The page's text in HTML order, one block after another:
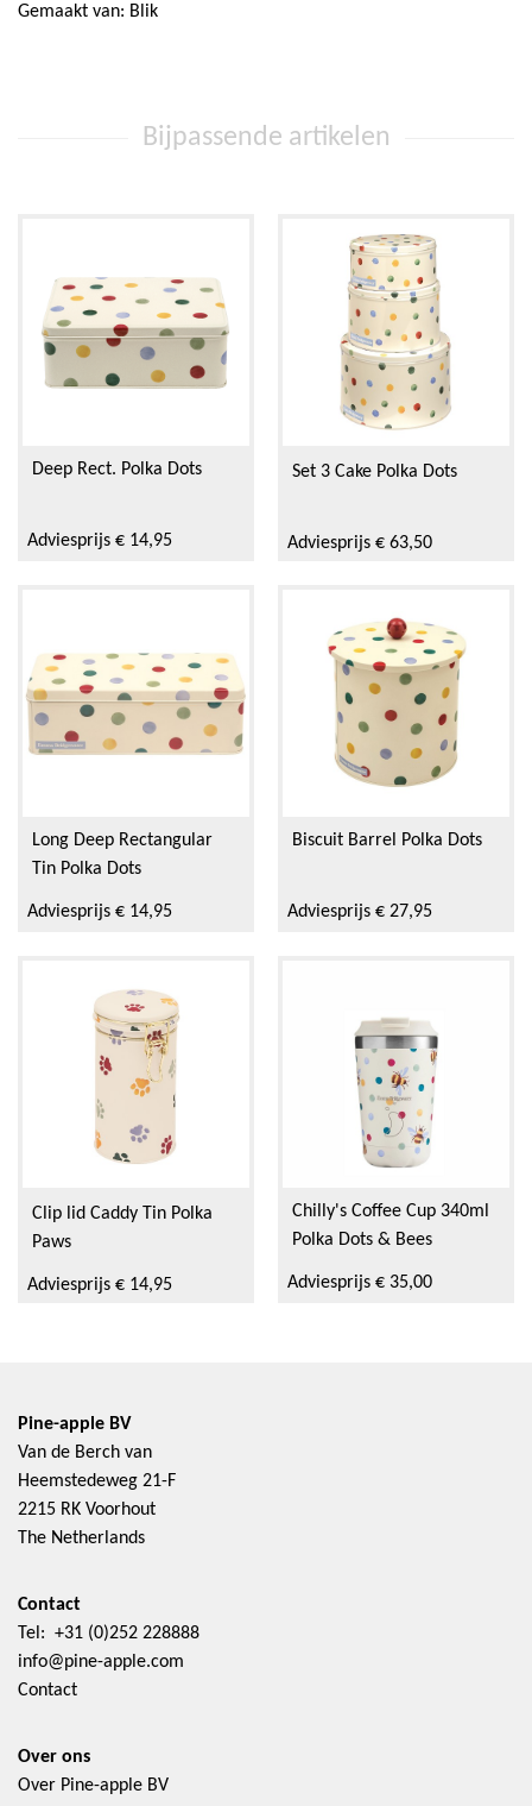
Gemaakt van: Blik
Bijpassende artikelen
Deep Rect. Polka Dots
Adviesprijs € 14,95
Set 3 Cake Polka Dots
Adviesprijs € 63,50
Long Deep Rectangular
Tin Polka Dots
Adviesprijs € 14,95
Biscuit Barrel Polka Dots
Adviesprijs € 27,95
Clip lid Caddy Tin Polka
Paws
Adviesprijs € 14,95
Chilly's Coffee Cup 340ml
Polka Dots & Bees
Adviesprijs € 35,00
Pine-apple BV
Van de Berch van
Heemstedeweg 21-F
2215 RK Voorhout
The Netherlands
Contact
Tel: +31 (0)252 228888
info@pine-apple.com
Contact
Over ons
Over Pine-apple BV